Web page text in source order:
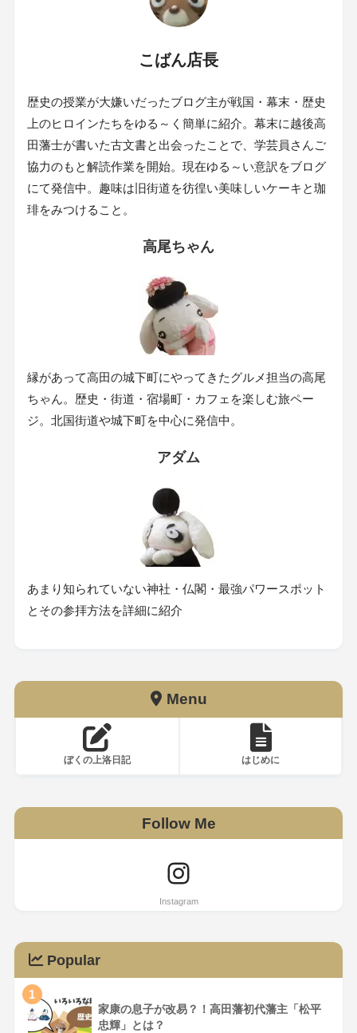
こばん店長
歴史の授業が大嫌いだったブログ主が戦国・幕末・歴史
上のヒロインたちをゆる～く簡単に紹介。幕末に越後高
田藩士が書いた古文書と出会ったことで、学芸員さんご
協力のもと解読作業を開始。現在ゆる～い意訳をブログ
にて発信中。趣味は旧街道を彷徨い美味しいケーキと珈
琲をみつけること。
高尾ちゃん
縁があって高田の城下町にやってきたグルメ担当の高尾
ちゃん。歴史・街道・宿場町・カフェを楽しむ旅ペー
ジ。北国街道や城下町を中心に発信中。
アダム
あまり知られていない神社・仏閣・最強パワースポット
とその参拝方法を詳細に紹介
Menu
ぼくの上洛日記 はじめに
Follow Me
Popular
1
家康の息子が改易？！高田藩初代藩主「松平
忠輝」とは？